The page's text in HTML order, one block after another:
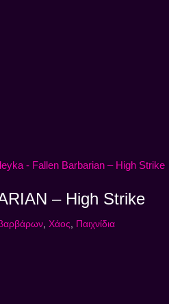
– High Strike
Χάος Παιχνίδια